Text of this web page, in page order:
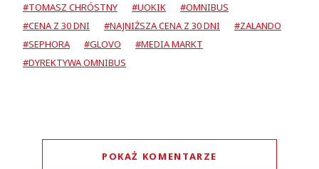
#TOMASZ CHRÓSTNY #UOKIK
#OMNIBUS
#CENA Z 30 DNI
#NAJNIŻSZA CENA Z 30 DNI
#ZALANDO
#SEPHORA
#GLOVO
#MEDIA MARKT
#DYREKTYWA OMNIBUS
POKAŻ KOMENTARZE